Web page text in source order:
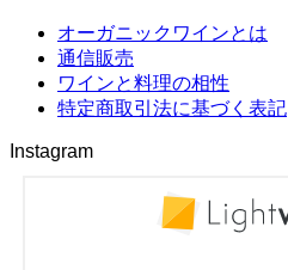
オーガニックワインとは
通信販売
ワインと料理の相性
特定商取引法に基づく表記
Instagram